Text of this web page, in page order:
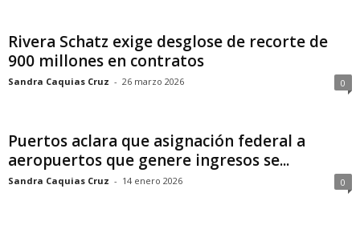
Rivera Schatz exige desglose de recorte de
900 millones en contratos
Sandra Caquias Cruz - 26 marzo 2026 0
Puertos aclara que asignación federal a
aeropuertos que genere ingresos se...
Sandra Caquias Cruz - 14 enero 2026 0